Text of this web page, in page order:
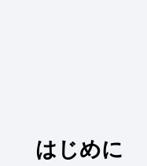
はじめに